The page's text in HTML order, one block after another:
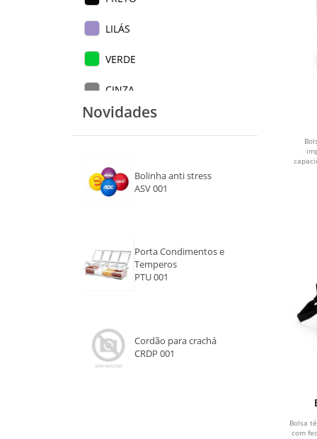
LILÁS
VERDE
CINZA
ROSA
BEGE
LARANJA
AZUL CLARO
PRETO E MARROM
Novidades
Bolinha anti stress
ASV 001
Porta Condimentos e
Temperos
PTU 001
Cordão para crachá
CRDP 001
Bolsa
com